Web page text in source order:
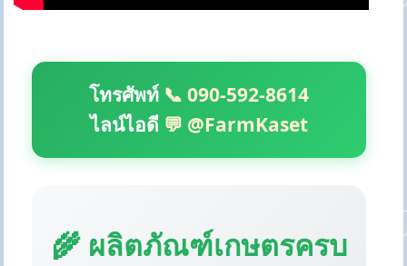
โทรศัพท์ 📞 090-592-8614
ไลน์ไอดี 💬 @FarmKaset
🌾 ผลิตภัณฑ์เกษตรครบ